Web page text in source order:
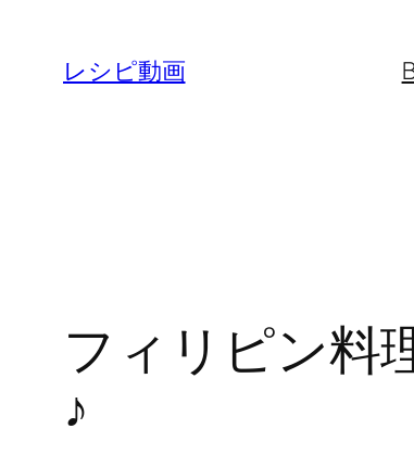
レシピ動画
フィリピン料
♪